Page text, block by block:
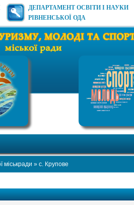
ДЕПАРТАМЕНТ ОСВІТИ І НАУКИ
РІВНЕНСЬКОЇ ОДА
міськради » с. Крупове